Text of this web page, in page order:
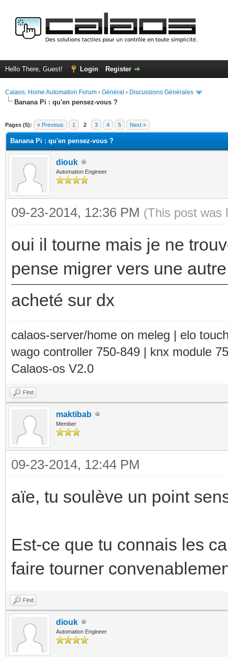
Hello There, Guest! Login Register
Calaos, Home Automation Forum › Général › Discussions Générales
Banana Pi : qu'en pensez-vous ?
Pages (5): « Previous 1 2 3 4 5 Next »
Banana Pi : qu'en pensez-vous ?
diouk
Automation Engineer
09-23-2014, 12:36 PM (This post was
oui il tourne mais je ne
pense migrer vers une
acheté sur dx
calaos-server/home on meleg | elo
wago controller 750-849 | knx module
Calaos-os V2.0
Find
maktibab
Member
09-23-2014, 12:44 PM
aïe, tu soulève un point
Est-ce que tu connais les
faire tourner
Find
diouk
Automation Engineer